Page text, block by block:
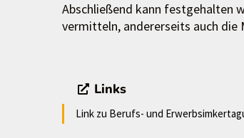
Abschließend kann festgehalten
vermitteln, andererseits auch die
Links
Link zu Berufs- und